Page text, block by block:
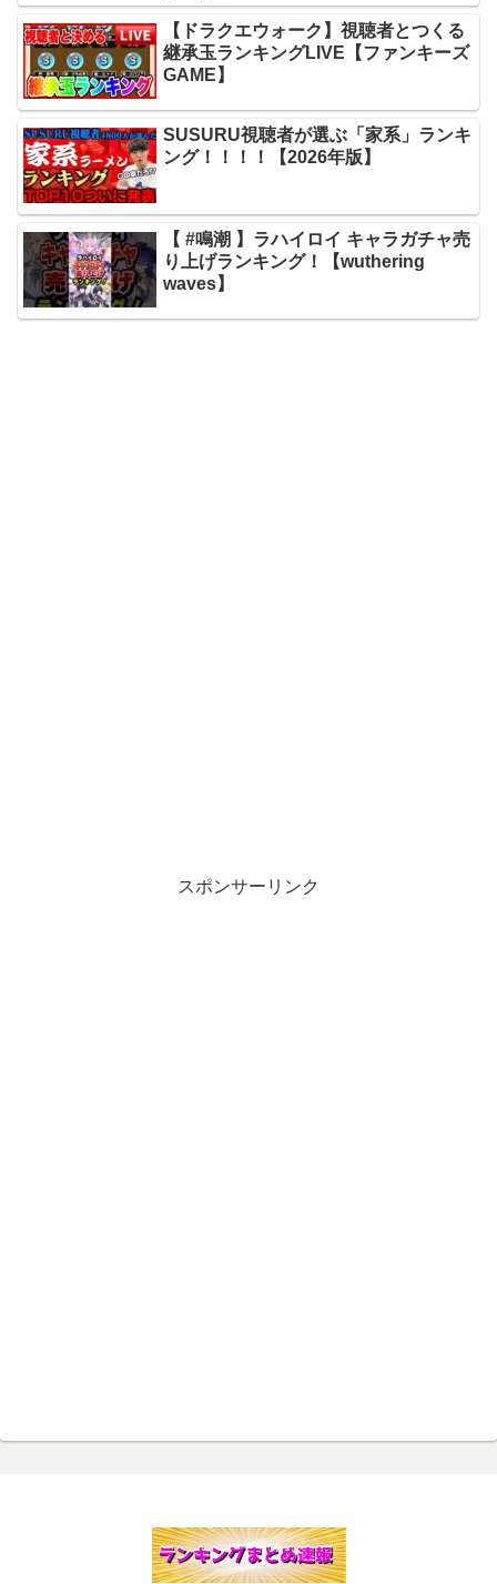
【ドラクエウォーク】視聴者とつくる
継承玉ランキングLIVE【ファンキーズ
GAME】
SUSURU視聴者が選ぶ「家系」ランキ
ング！！！！【2026年版】
【 #鳴潮 】ラハイロイ キャラガチャ売
り上げランキング！【wuthering
waves】
スポンサーリンク